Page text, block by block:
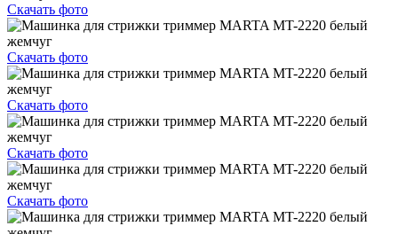
Скачать фото
Скачать фото
Скачать фото
Скачать фото
Скачать фото